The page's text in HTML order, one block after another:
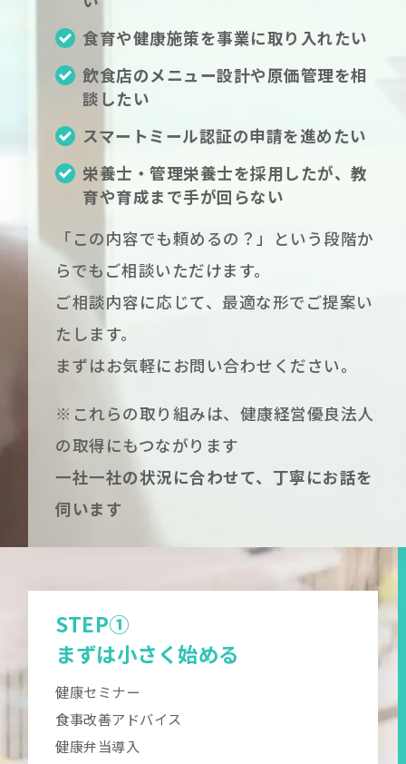
食育や健康施策を事業に取り入れたい
飲食店のメニュー設計や原価管理を相
談したい
スマートミール認証の申請を進めたい
栄養士・管理栄養士を採用したが、教
育や育成まで手が回らない
「この内容でも頼めるの？」という段階か
らでもご相談いただけます。
ご相談内容に応じて、最適な形でご提案い
たします。
まずはお気軽にお問い合わせください。
※これらの取り組みは、健康経営優良法人
の取得にもつながります
一社一社の状況に合わせて、丁寧にお話を
伺います
STEP①
まずは小さく始める
健康セミナー
食事改善アドバイス
健康弁当導入